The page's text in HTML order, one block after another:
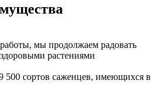
мы продолжаем радовать
растениями
сортов саженцев, имеющихся в